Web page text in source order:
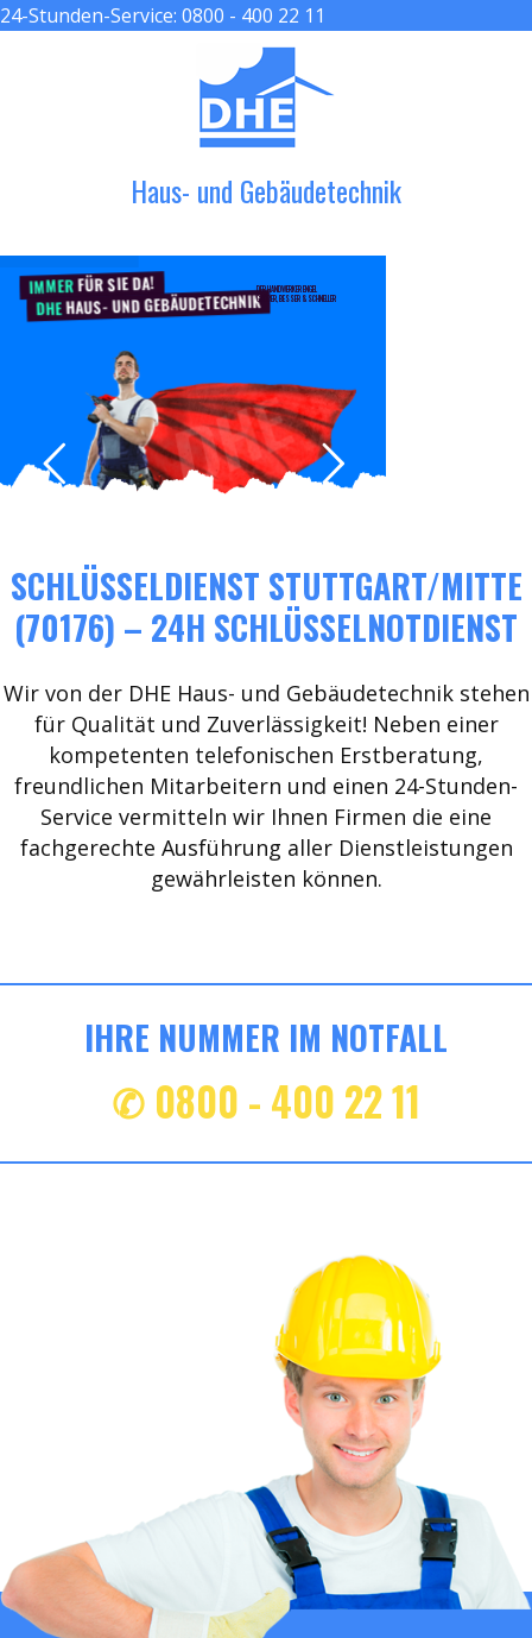
24-Stunden-Service: 0800 - 400 22 11
Haus- und Gebäudetechnik
IMMERFÜR SIE DA!
DHEHAUS- UND GEBÄUDETECHNIK
DER HANDWERKER ENGEL
GRÖßER, BESSER & SCHNELLER
SCHLÜSSELDIENST STUTTGART/MITTE
(70176) – 24H SCHLÜSSELNOTDIENST
Wir von der DHE Haus- und Gebäudetechnik stehen
für Qualität und Zuverlässigkeit! Neben einer
kompetenten telefonischen Erstberatung,
freundlichen Mitarbeitern und einen 24-Stunden-
Service vermitteln wir Ihnen Firmen die eine
fachgerechte Ausführung aller Dienstleistungen
gewährleisten können.
IHRE NUMMER IM NOTFALL
✆ 0800 - 400 22 11